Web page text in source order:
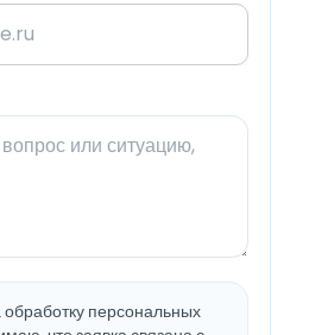
обработку персональных